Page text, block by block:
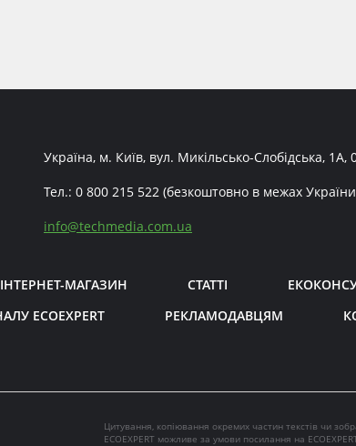
Україна, м. Київ, вул. Микільсько-Слобідська, 1А,
Тел.: 0 800 215 522 (безкоштовно в межах
info@techmedia.com.ua
ІНТЕРНЕТ-МАГАЗИН СТАТТІ
ECOEXPERT РЕКЛАМОДАВЦЯМ
Цитування, копіювання окремих частин текстів чи
ECOEXPERT можливе за умови посилання на